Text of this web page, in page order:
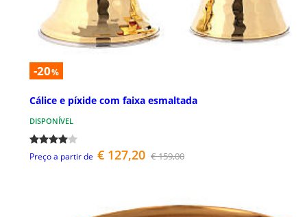
-20%
Cálice e píxide com faixa esmaltada
DISPONÍVEL
Preço a partir de € 127,20 € 159,00